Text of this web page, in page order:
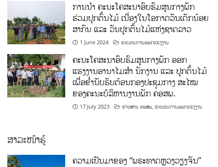
ການນໍາ ຄະນະໂຄສະນາອົບຮົມສູນກາງພັກ
ຮ່ວມປູກຕົ້ນໄມ້ ເນື່ອງໃນໂອກາດວັນເດັກນ້ອຍ
ສາກົນ ແລະ ວັນປູກຕົ້ນໄມ້ແຫ່ງຊາດລາວ
1 June 2024 ຂະບວນການອອກແຮງງານ
ຄະນະໂຄສະນາອົບຮົມສູນກາງພັກ ອອກ
ແຮງງານອານາໄມສໍາ ນັກງານ ແລະ ປູກຕົ້ນໄມ້
ເພື່ອຂໍ່ານັບຮັບຕ້ອນກອງປະຊຸມກາງ ສະໄໝ
ຂອງຄະນະບໍລິຫານງານພັກ ຄອສພ.
17 July 2023 ຂ່າວສານ ຄອສພ,ຂະບວນການອອກແຮງງານ
ສາລະໜ້າຮູ້
ຄວາມເປັນມາຂອງ “ພຣະທາດຫຼວງວຽງຈັນ”